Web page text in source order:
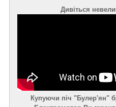
Дивіться
Купуючи піч "Булер'ян"